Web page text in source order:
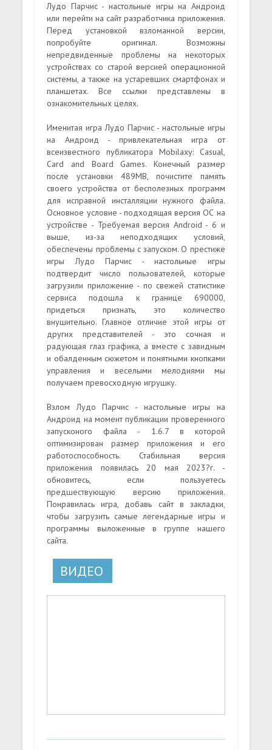
Лудо Парчис - настольные игры на Андроид
или перейти на сайт разработчика приложения.
Перед установкой взломанной версии,
попробуйте оригинал. Возможны
непредвиденные проблемы на некоторых
устройствах со старой версией операционной
системы, а также на устаревших смартфонах и
планшетах. Все ссылки представлены в
ознакомительных целях.
Именитая игра Лудо Парчис - настольные игры
на Андроид - привлекательная игра от
всеизвестного публикатора Mobilaxy: Casual,
Card and Board Games. Конечный размер
после установки 489MB, почистите память
своего устройства от бесполезных программ
для исправной инсталляции нужного файла.
Основное условие - подходящая версия ОС на
устройстве - Требуемая версия Android - 6 и
выше, из-за неподходящих условий,
обеспечены проблемы с запуском. О престиже
игры Лудо Парчис - настольные игры
подтвердит число пользователей, которые
загрузили приложение - по свежей статистике
сервиса подошла к границе 690000,
придеться признать, это количество
внушительно. Главное отличие этой игры от
других представителей - это сочная и
радующая глаз графика, а вместе с завидным
и обалденным сюжетом и понятными кнопками
управления и веселыми мелодиями мы
получаем превосходную игрушку.
Взлом Лудо Парчис - настольные игры на
Андроид на момент публикации проверенного
запусконого файла - 1.6.7 в которой
оптимизирован размер приложения и его
работоспособность. Стабильная версия
приложения появилась 20 мая 2023?г. -
обновитесь, если пользуетесь
предшествующую версию приложения.
Понравилась игра, добавь сайт в закладки,
чтобы загрузить самые легендарные игры и
программы выложенные в группе нашего
сайта.
ВИДЕО